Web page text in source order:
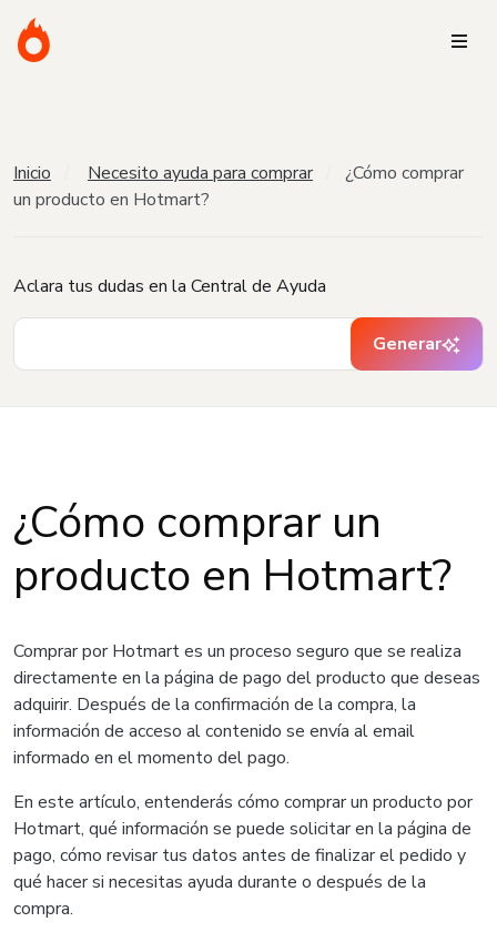
Inicio Necesito ayuda para comprar
¿Cómo comprar
un producto en Hotmart?
Aclara tus dudas en la Central de Ayuda
Generar
¿Cómo comprar un
producto en Hotmart?
Comprar por Hotmart es un proceso seguro que se realiza
directamente en la página de pago del producto que deseas
adquirir. Después de la confirmación de la compra, la
información de acceso al contenido se envía al email
informado en el momento del pago.
En este artículo, entenderás cómo comprar un producto por
Hotmart, qué información se puede solicitar en la página de
pago, cómo revisar tus datos antes de finalizar el pedido y
qué hacer si necesitas ayuda durante o después de la
compra.